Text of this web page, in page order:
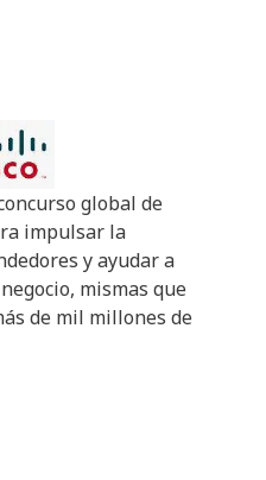
global de
impulsar la
y ayudar a
mismas que
de mil millones de